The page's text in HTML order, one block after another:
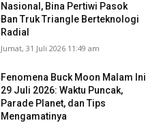
Nasional, Bina Pertiwi Pasok
Ban Truk Triangle Berteknologi
Radial
Jumat, 31 Juli 2026 11:49 am
Fenomena Buck Moon Malam Ini
29 Juli 2026: Waktu Puncak,
Parade Planet, dan Tips
Mengamatinya